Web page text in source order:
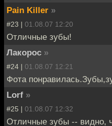
Pain Killer »
#23 | 01.08.07 12:20
Отличные зубы!
Лакорос »
#24 | 01.08.07 12:21
Фота
Lorf »
#25 | 01.08.07 12:32
Отличные зубы -- видно,